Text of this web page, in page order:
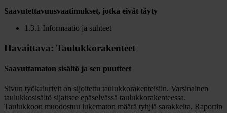
Saavutettavuusvaatimukset, jotka eivät täyty
1.3.1 Informaatio ja suhteet
Havaittava: Taulukkorakenteet
Saavuttamaton sisältö ja sen puutteet
Sivun työkalurivit on sijoitettu taulukkorakenteisiin. Varsinainen
taulukkosisältö sijaitsee epäselvässä taulukkorakenteessa.
Taulukkoon muodostuu lukematon määrä tyhjiä sarakkeita. Raportin